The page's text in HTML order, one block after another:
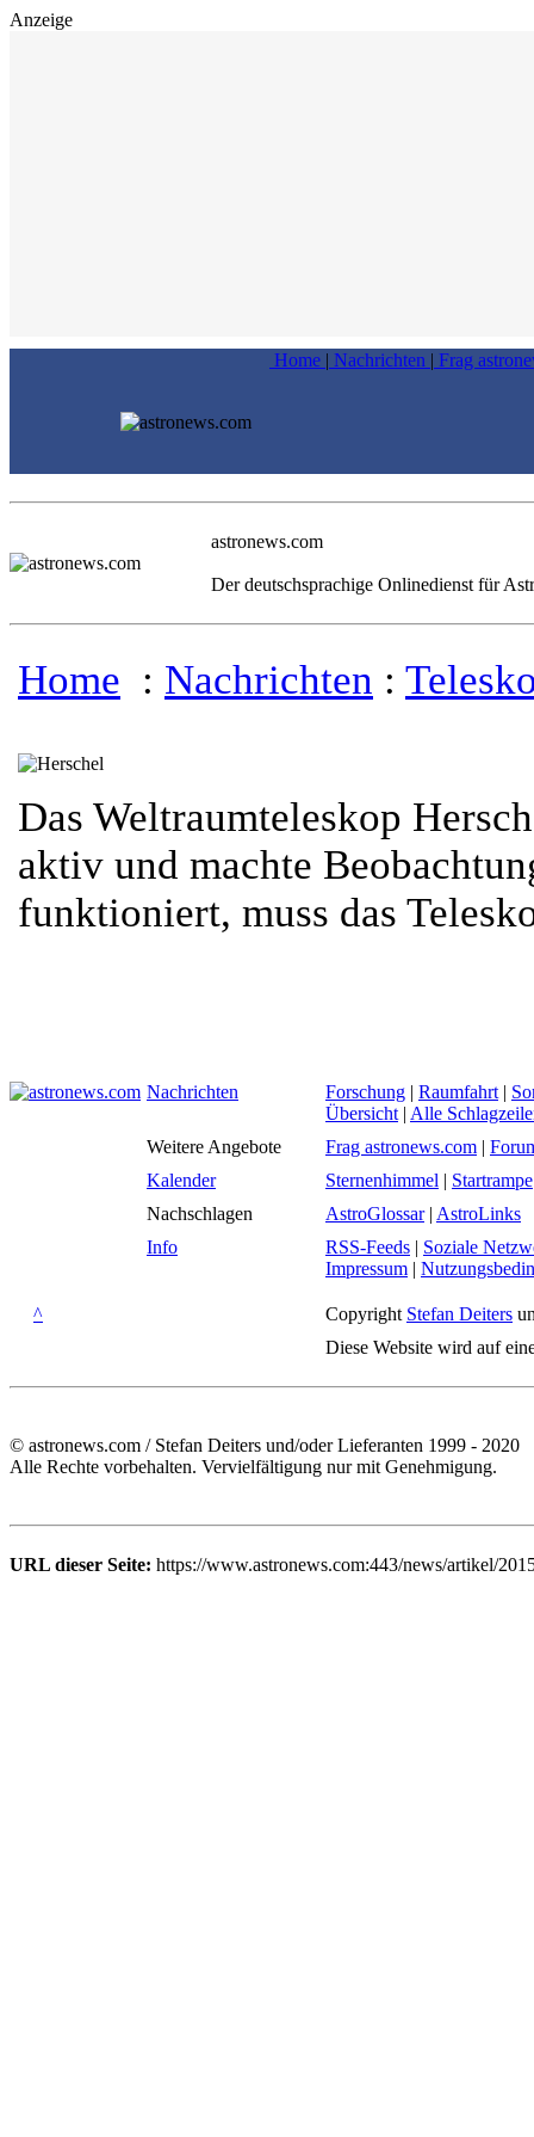
Anzeige
Home | Nachrichten | Frag
astronews.com
Der deutschsprachige Onlinedienst für
Home : Nachrichten :
Das Weltraumteleskop
aktiv und machte
funktioniert, muss das
Nachrichten Forschung | Raumfahrt |
Übersicht | Alle
Weitere Angebote
Frag astronews.com |
Kalender
Sternenhimmel | Startrampe
Nachschlagen
AstroGlossar| AstroLinks
Info
RSS-Feeds | Soziale
Impressum |
^ Copyright Stefan Deiters
Diese Website wird auf
© astronews.com / Stefan Deiters und/oder Lieferanten 1999 - 2020
Alle Rechte vorbehalten. Vervielfältigung nur mit Genehmigung.
URL dieser Seite: https://www.astronews.com:443/news/artikel/